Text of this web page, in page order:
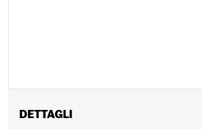
DETTAGLI